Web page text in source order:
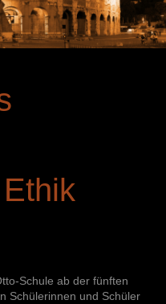
Schule ab der fünften
Schülerinnen und Schüler